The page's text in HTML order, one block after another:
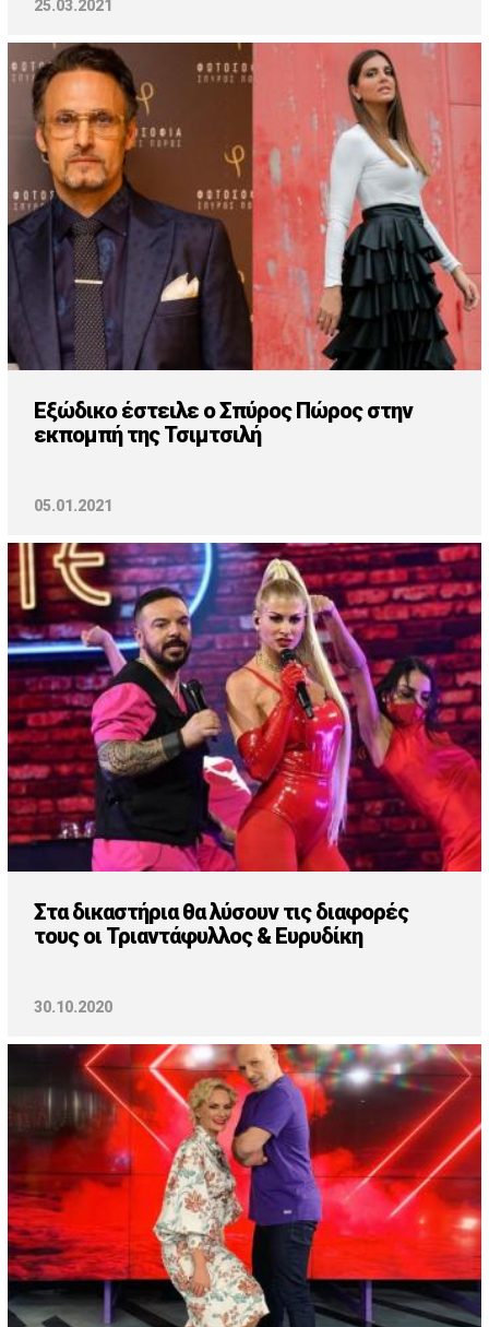
25.03.2021
Εξώδικο έστειλε ο Σπύρος Πώρος στην
εκπομπή της Τσιμτσιλή
05.01.2021
Στα δικαστήρια θα λύσουν τις διαφορές
τους οι Τριαντάφυλλος & Ευρυδίκη
30.10.2020